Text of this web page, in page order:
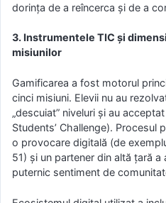
dorința de a reîncerca și de a
3. Instrumentele TIC și
misiunilor
Gamificarea a fost motorul
cinci misiuni. Elevii nu au
„descuiat” niveluri și au
Students’ Challenge). Procesul
o provocare digitală (de
51) și un partener din altă țară
puternic sentiment de